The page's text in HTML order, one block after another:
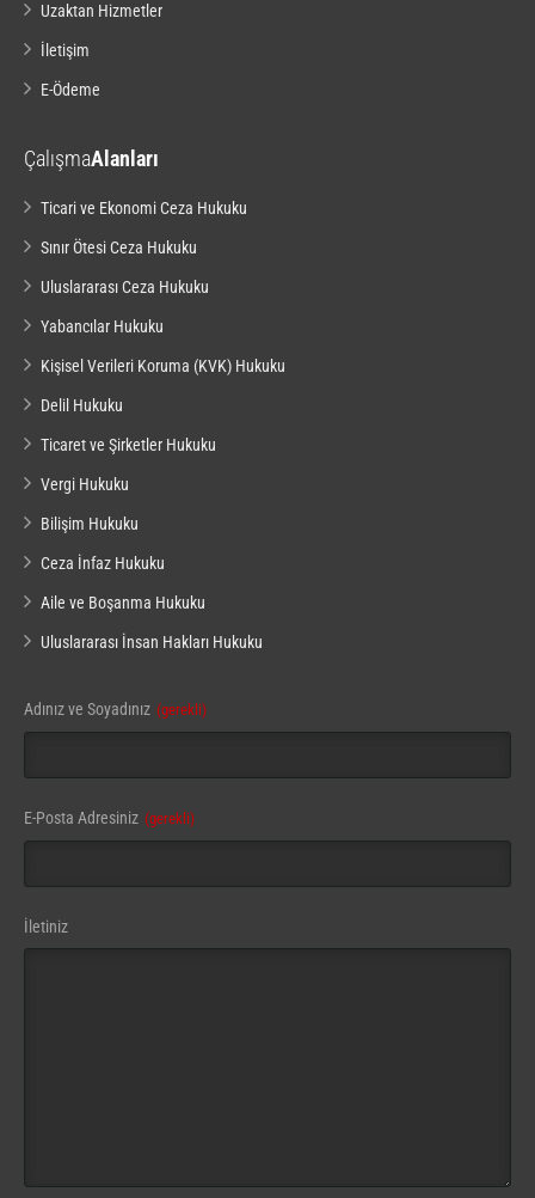
Uzaktan Hizmetler
İletişim
E-Ödeme
ÇalışmaAlanları
Ticari ve Ekonomi Ceza Hukuku
Sınır Ötesi Ceza Hukuku
Uluslararası Ceza Hukuku
Yabancılar Hukuku
Kişisel Verileri Koruma (KVK) Hukuku
Delil Hukuku
Ticaret ve Şirketler Hukuku
Vergi Hukuku
Bilişim Hukuku
Ceza İnfaz Hukuku
Aile ve Boşanma Hukuku
Uluslararası İnsan Hakları Hukuku
Company
Name (gerekli)
Adınız ve Soyadınız (gerekli)
E-Posta Adresiniz (gerekli)
İletiniz